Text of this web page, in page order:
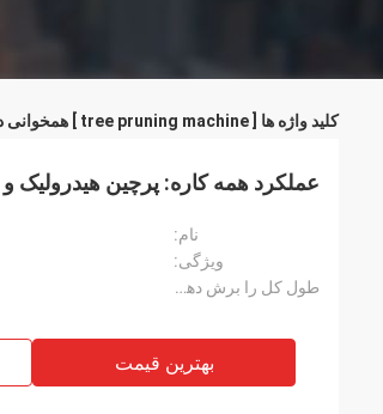
کلید واژه ها [ tree pruning machine ] همخوانی داشتن
عملکرد همه کاره: پرچین هیدرولیک
نام:
ویژگی:
طول کل را برش دهید:
بهترین قیمت